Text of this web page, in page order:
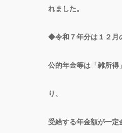
れました。
◆令和７年分は１２月
公的年金等は「雑所得
り、
受給する年金額が一